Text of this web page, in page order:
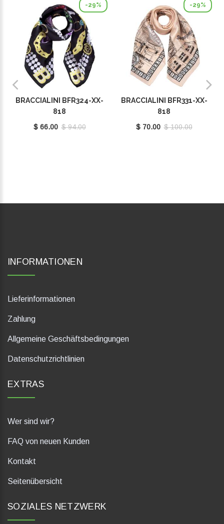
-29%
BRACCIALINI BFR324-XX-
818
$ 66.00 $ 94.00
-29%
BRACCIALINI BFR331-XX-
818
$ 70.00 $ 100.00
INFORMATIONEN
Lieferinformationen
Zahlung
Allgemeine Geschäftsbedingungen
Datenschutzrichtlinien
EXTRAS
Wer sind wir?
FAQ von neuen Kunden
Kontakt
Seitenübersicht
SOZIALES NETZWERK